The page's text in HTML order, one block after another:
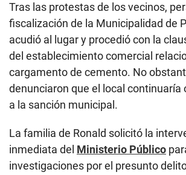
Tras las protestas de los vecinos,
fiscalización de la Municipalidad de
acudió al lugar y procedió con la
del establecimiento comercial
cargamento de cemento. No
denunciaron que el local continuaría
a la sanción municipal.
La familia de Ronald solicitó la
inmediata del Ministerio Público
investigaciones por el presunto